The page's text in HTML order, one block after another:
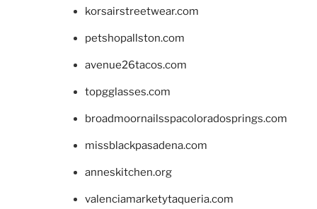
korsairstreetwear.com
petshopallston.com
avenue26tacos.com
topgglasses.com
broadmoornailsspacoloradosprings.com
missblackpasadena.com
anneskitchen.org
valenciamarketytaqueria.com